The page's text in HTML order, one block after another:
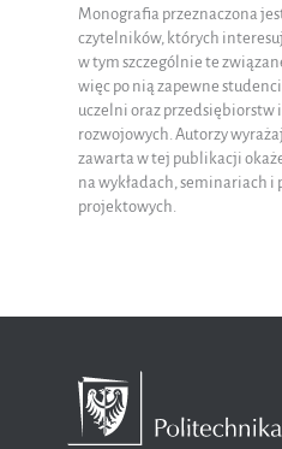
Monografia przeznaczona
czytelników, których
w tym szczególnie te
więc po nią zapewne
uczelni oraz przedsiębiorstw
rozwojowych. Autorzy
zawarta w tej publikacji
na wykładach, seminariach i
projektowych.